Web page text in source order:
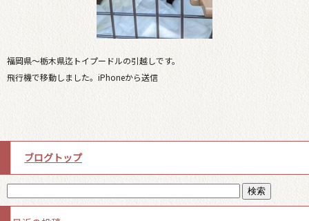
福岡県〜栃木県迄トイプードルの引越しです。
飛行機で移動しました。iPhoneから送信
ブログトップ